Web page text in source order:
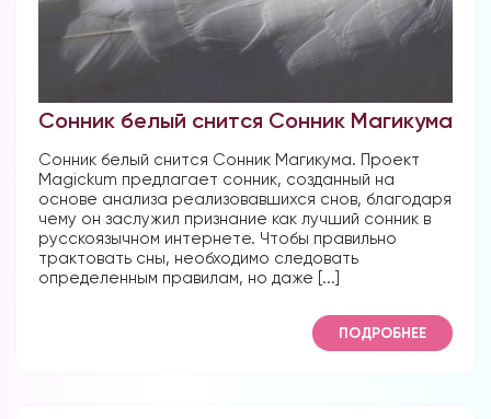
Сонник белый снится Сонник Магикума
Сонник белый снится Сонник Магикума. Проект
Magickum предлагает сонник, созданный на
основе анализа реализовавшихся снов, благодаря
чему он заслужил признание как лучший сонник в
русскоязычном интернете. Чтобы правильно
трактовать сны, необходимо следовать
определенным правилам, но даже [...]
ПОДРОБНЕЕ